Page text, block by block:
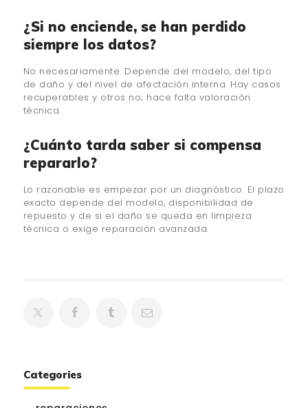
¿Si no enciende, se han perdido
siempre los datos?
No necesariamente. Depende del modelo, del tipo
de daño y del nivel de afectación interna. Hay casos
recuperables y otros no; hace falta valoración
técnica.
¿Cuánto tarda saber si compensa
repararlo?
Lo razonable es empezar por un diagnóstico. El plazo
exacto depende del modelo, disponibilidad de
repuesto y de si el daño se queda en limpieza
técnica o exige reparación avanzada.
Categories